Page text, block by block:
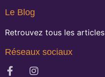
Le Blog
Retrouvez tous les articles
Réseaux sociaux